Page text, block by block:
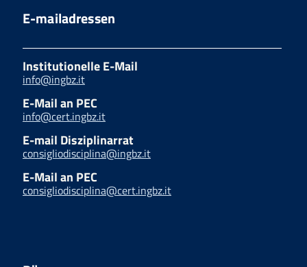
E-mailadressen
Institutionelle E-Mail
info@ingbz.it
E-Mail an PEC
info@cert.ingbz.it
E-mail Disziplinarrat
consigliodisciplina@ingbz.it
E-Mail an PEC
consigliodisciplina@cert.ingbz.it